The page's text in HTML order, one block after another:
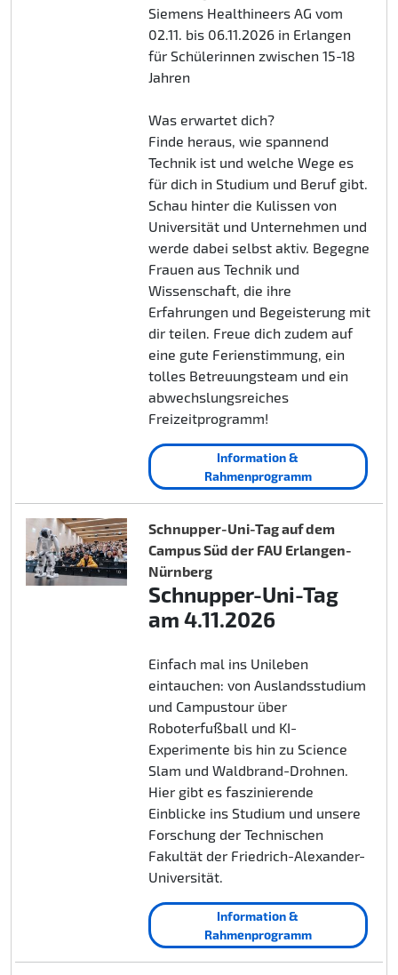
Siemens Healthineers AG vom
02.11. bis 06.11.2026 in Erlangen
für Schülerinnen zwischen 15-18
Jahren
Was erwartet dich?
Finde heraus, wie spannend
Technik ist und welche Wege es
für dich in Studium und Beruf gibt.
Schau hinter die Kulissen von
Universität und Unternehmen und
werde dabei selbst aktiv. Begegne
Frauen aus Technik und
Wissenschaft, die ihre
Erfahrungen und Begeisterung mit
dir teilen. Freue dich zudem auf
eine gute Ferienstimmung, ein
tolles Betreuungsteam und ein
abwechslungsreiches
Freizeitprogramm!
Information &
Rahmenprogramm
Schnupper-Uni-Tag auf dem
Campus Süd der FAU Erlangen-
Nürnberg
Schnupper-Uni-Tag
am 4.11.2026
Einfach mal ins Unileben
eintauchen: von Auslandsstudium
und Campustour über
Roboterfußball und KI-
Experimente bis hin zu Science
Slam und Waldbrand-Drohnen.
Hier gibt es faszinierende
Einblicke ins Studium und unsere
Forschung der Technischen
Fakultät der Friedrich-Alexander-
Universität.
Information &
Rahmenprogramm